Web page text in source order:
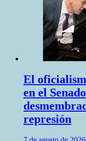
El
en el
represión